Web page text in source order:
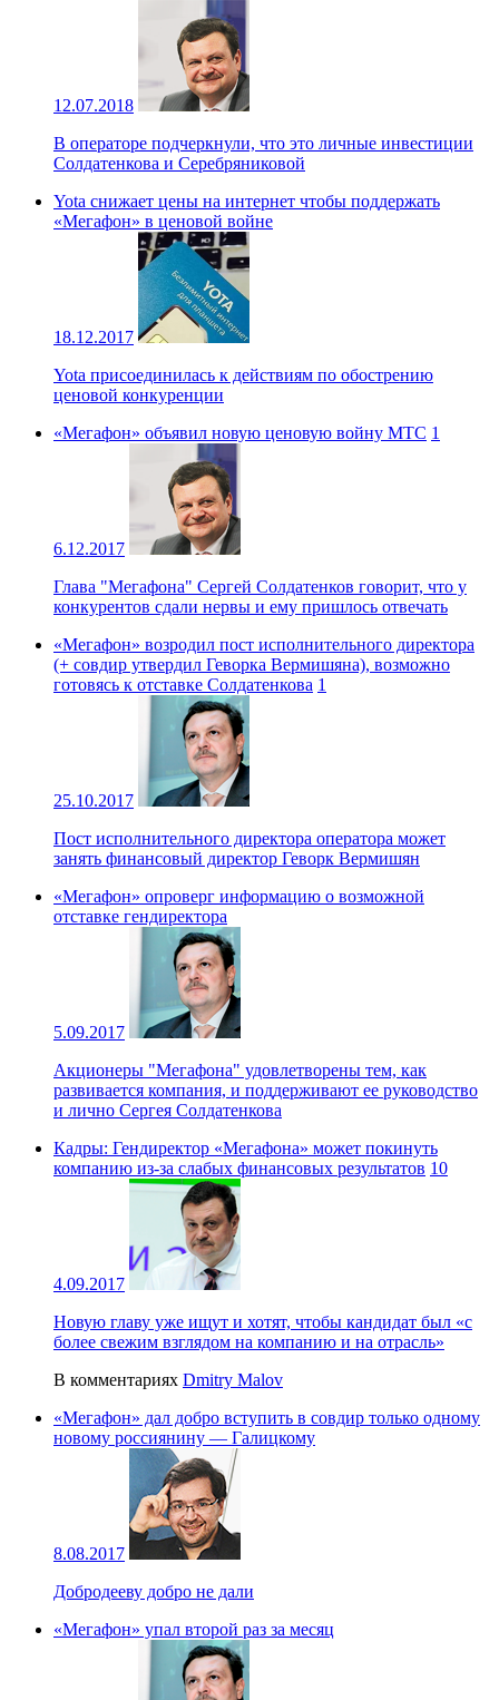
12.07.2018
В операторе подчеркнули, что это личные инвестиции
Солдатенкова и Серебряниковой
Yota снижает цены на интернет чтобы поддержать
«Мегафон» в ценовой войне
18.12.2017
Yota присоединилась к действиям по обострению
ценовой конкуренции
«Мегафон» объявил новую ценовую войну МТС 1
6.12.2017
Глава "Мегафона" Сергей Солдатенков говорит, что у
конкурентов сдали нервы и ему пришлось отвечать
«Мегафон» возродил пост исполнительного директора
(+ совдир утвердил Геворка Вермишяна), возможно
готовясь к отставке Солдатенкова 1
25.10.2017
Пост исполнительного директора оператора может
занять финансовый директор Геворк Вермишян
«Мегафон» опроверг информацию о возможной
отставке гендиректора
5.09.2017
Акционеры "Мегафона" удовлетворены тем, как
развивается компания, и поддерживают ее руководство
и лично Сергея Солдатенкова
Кадры: Гендиректор «Мегафона» может покинуть
компанию из-за слабых финансовых результатов 10
4.09.2017
Новую главу уже ищут и хотят, чтобы кандидат был «с
более свежим взглядом на компанию и на отрасль»
В комментариях Dmitry Malov
«Мегафон» дал добро вступить в совдир только одному
новому россиянину — Галицкому
8.08.2017
Добродееву добро не дали
«Мегафон» упал второй раз за месяц